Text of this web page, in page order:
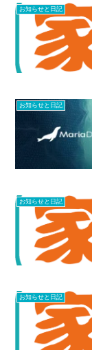
お知らせと日記
お知らせと日記
お知らせと日記
お知らせと日記